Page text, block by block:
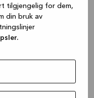
tilgjengelig for dem,
din bruk av
console for more
.